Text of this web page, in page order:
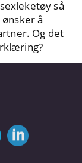
så
å
Og det